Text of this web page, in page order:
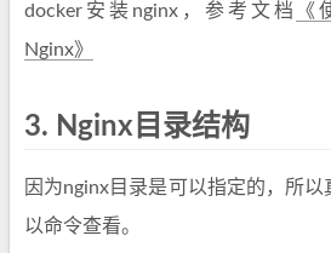
docker安装nginx，参考文档
《
Nginx》
3. Nginx目录结构
因为nginx目录是可以指定的，所
以命令查看。